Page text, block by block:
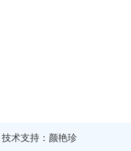
技术支持：颜艳珍